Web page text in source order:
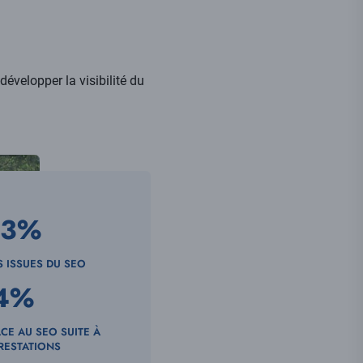
la visibilité du
%
ISSUES DU SEO
%
AU SEO SUITE À